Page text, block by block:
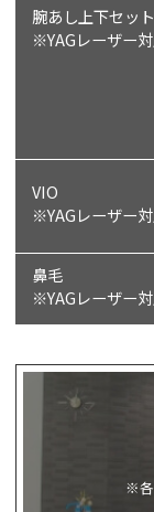
腕あし上下セット
※YAGレーザー
VIO
※YAGレーザー
鼻毛
※YAGレーザー
※各